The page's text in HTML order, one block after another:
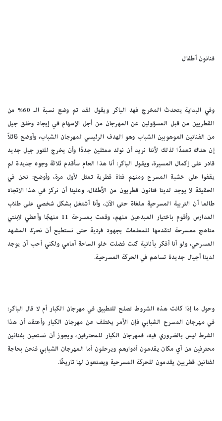
فنانون أطفال
وفي البداية يتحدث المخرج فهد الباكر ويقول لقد تم وضع نسبة الـ 60% من
القطريين من قبل المسؤولين عن المهرجان من أجل الإسهام في إيجاد وخلق جيل
من الفنانين الموهوبين الشباب وهو الهدف الرئيسي لمهرجان الشباب، وأوضح قائلاً
إن هناك تعمدًا لذلك لأننا نريد أن نولد ممثلين جددًا وأن يخرج للنور جيل جديد
قادر على إكمال المسيرة، ويقول الباكر: أنا هذا العام سأقدم ثلاثة وجوه جديدة لم
يقفوا على خشبة المسرح ومنهم فتاة قطرية تمثل لأول مرة، وأوضح: نحن في
الحقيقة لا يوجد لدينا فنانون قطريون من الأطفال، وعلينا أن نركز في هذا الاتجاه
طالما أن التربية المسرحية ملغاة حتى الآن، وأنا أشتغل بشكل شخصي على طلاب
المدارس وأقوم باختيار المبدعين منهم، وقمت بمسرحة 11 منهجًا وأعطي لابنتي
مناهج ممسرحة لتقدمها للمعلمات بجهود فردية حتى نستطيع أن نحرك المشهد
المسرحي، ولو أنا أفكر بأنانية كنت فضلت خلو الساحة أمامي ولكني أحب أن يوجد
لدينا أجيال جديدة تساهم في الحركة المسرحية.
وحول ما إذا كانت هذه الشروط تصلح للتطبيق في مهرجان الكبار أم لا قال الباكر:
في مهرجان المسرح الشبابي فإن الأمر يختلف عن مهرجان الكبار وأعتقد أن هذا
الشرط ليس بالضروري فيه، فمهرجان الكبار للمحترفين، ويجوز أن نستعين بفنانين
محترفين من أي مكان يقدمون أدوارهم ويرحلون أما المهرجان الشبابي فنحن بحاجة
لفنانين قطريين يقدمون للحركة المسرحية ويصنعون لها تاريخًا.